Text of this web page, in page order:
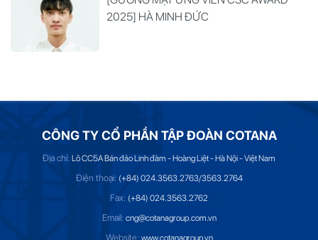
2025] HÀ MINH ĐỨC
CÔNG TY CỔ PHẦN TẬP ĐOÀN COTANA
Địa chỉ: Lô CC5A Bán đảo Linh đàm - Hoàng Liệt - Hà Nội - Việt Nam
Điện thoại: (+84) 024.3563.2763/3563.2764
Fax: (+84) 024.3563.2762
Email: cng@cotanagroup.com.vn
Website: www.cotanagroup.vn